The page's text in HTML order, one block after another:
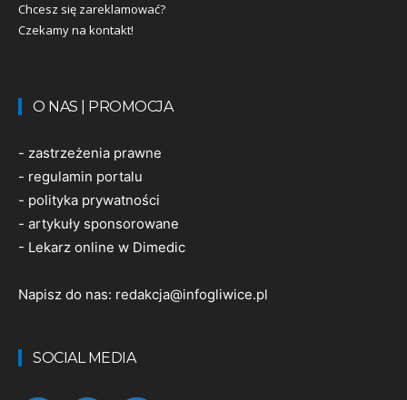
Chcesz się zareklamować?
Czekamy na kontakt!
O NAS | PROMOCJA
- zastrzeżenia prawne
- regulamin portalu
- polityka prywatności
- artykuły sponsorowane
- Lekarz online w Dimedic
Napisz do nas: redakcja@infogliwice.pl
SOCIAL MEDIA